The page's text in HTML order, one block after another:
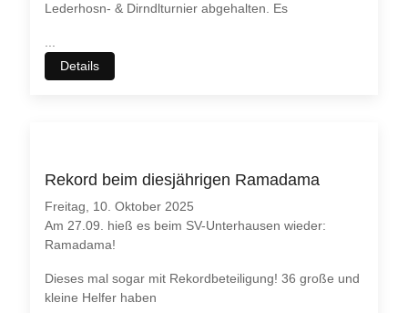
Lederhosn- & Dirndlturnier abgehalten. Es
...
Details
Rekord beim diesjährigen Ramadama
Freitag, 10. Oktober 2025
Am 27.09. hieß es beim SV-Unterhausen wieder:
Ramadama!
Dieses mal sogar mit Rekordbeteiligung! 36 große und
kleine Helfer haben